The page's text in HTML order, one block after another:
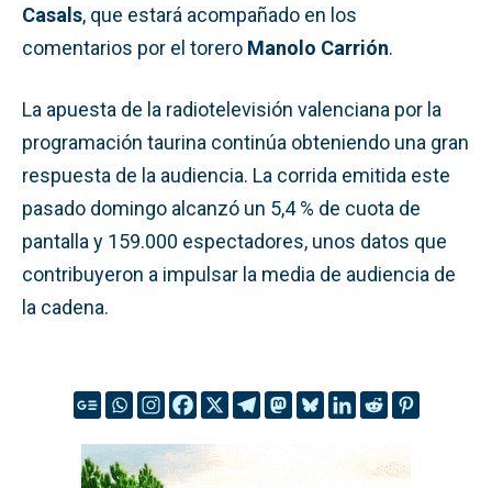
Casals, que estará acompañado en los
comentarios por el torero Manolo Carrión.
La apuesta de la radiotelevisión valenciana por la
programación taurina continúa obteniendo una gran
respuesta de la audiencia. La corrida emitida este
pasado domingo alcanzó un 5,4 % de cuota de
pantalla y 159.000 espectadores, unos datos que
contribuyeron a impulsar la media de audiencia de
la cadena.